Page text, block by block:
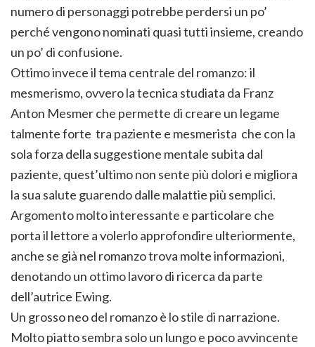
numero di personaggi potrebbe perdersi un po’
perché vengono nominati quasi tutti insieme, creando
un po’ di confusione.
Ottimo invece il tema centrale del romanzo: il
mesmerismo, ovvero la tecnica studiata da Franz
Anton Mesmer che permette di creare un legame
talmente forte tra paziente e mesmerista che con la
sola forza della suggestione mentale subita dal
paziente, quest’ultimo non sente più dolori e migliora
la sua salute guarendo dalle malattie più semplici.
Argomento molto interessante e particolare che
porta il lettore a volerlo approfondire ulteriormente,
anche se già nel romanzo trova molte informazioni,
denotando un ottimo lavoro di ricerca da parte
dell’autrice Ewing.
Un grosso neo del romanzo è lo stile di narrazione.
Molto piatto sembra solo un lungo e poco avvincente